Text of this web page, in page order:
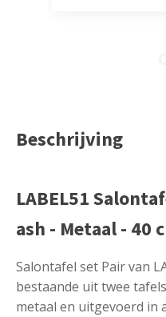
Beschrijving
LABEL51
ash - Metaal - 40
Salontafel set Pair van
bestaande uit twee
metaal en uitgevoerd in